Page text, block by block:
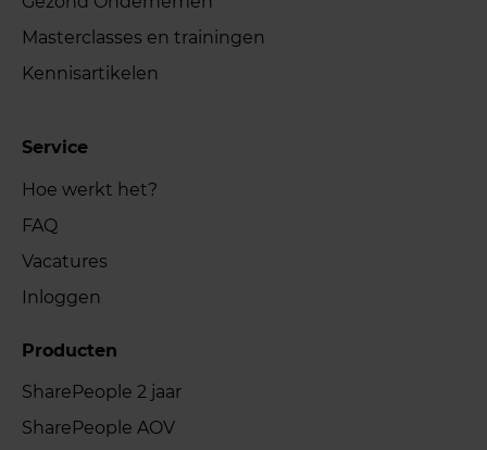
Masterclasses en trainingen
Kennisartikelen
Service
Hoe werkt het?
FAQ
Vacatures
Inloggen
Producten
SharePeople 2 jaar
SharePeople AOV